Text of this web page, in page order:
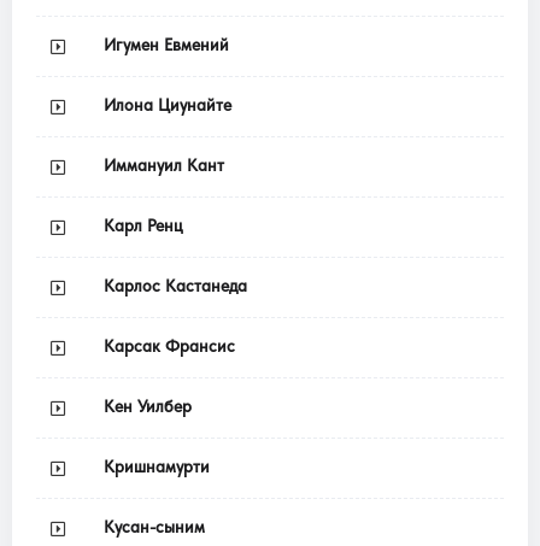
Игумен Евмений
Илона Циунайте
Иммануил Кант
Карл Ренц
Карлос Кастанеда
Карсак Франсис
Кен Уилбер
Кришнамурти
Кусан-сыним